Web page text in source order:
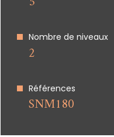
Nombre de niveaux
2
Références
SNM180